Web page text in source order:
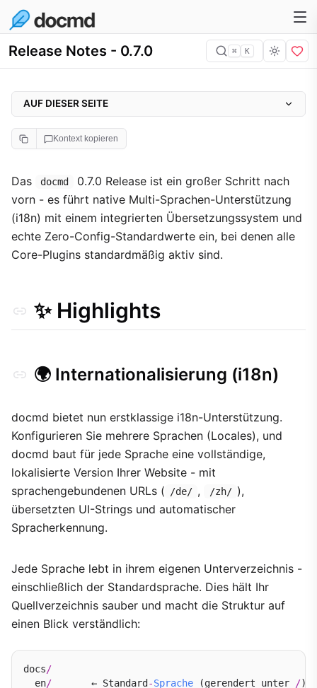
Release Notes - 0.7.0 ⌘ K
Kontext kopieren
Das docmd
0.7.0 Release ist ein großer Schritt nach
vorn - es führt native Multi-Sprachen-Unterstützung
(i18n) mit einem integrierten Übersetzungssystem und
echte Zero-Config-Standardwerte ein, bei denen alle
Core-Plugins standardmäßig aktiv sind.
✨ Highlights
🌍 Internationalisierung (i18n)
docmd bietet nun erstklassige i18n-Unterstützung.
Konfigurieren Sie mehrere Sprachen (Locales), und
docmd baut für jede Sprache eine vollständige,
lokalisierte Version Ihrer Website - mit
sprachengebundenen URLs (
/de/ , /zh/ ),
übersetzten UI-Strings und automatischer
Spracherkennung.
Jede Sprache lebt in ihrem eigenen Unterverzeichnis -
einschließlich der Standardsprache. Dies hält Ihr
Quellverzeichnis sauber und macht die Struktur auf
einen Blick verständlich:
docs/
  en
/
       ← Standard
-Sprache (gerendert unter /)
AUF DIESER SEITE
✨ Highlights
🌍 Internationalisierung (i18n)
🚀 Zero-Config Core-Plugins
📝 Vollständiger Changelog
🌍 i18n-Architektur
🔌 Plugin-System & Engine
🧪 Qualitätssicherung